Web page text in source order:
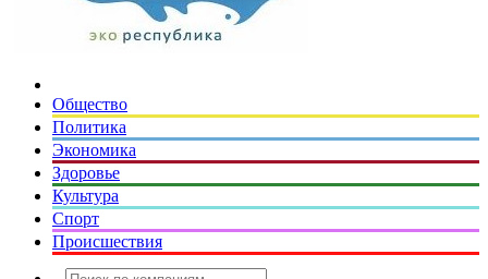
Общество
Политика
Экономика
Здоровье
Культура
Спорт
Происшествия